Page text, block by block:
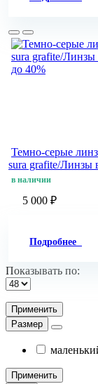
до 40%
Темно-серые
sura grafite/Линзы
в наличии
5 000 ₽
Подробнее
Показывать по:
Применить
Размер
Применить